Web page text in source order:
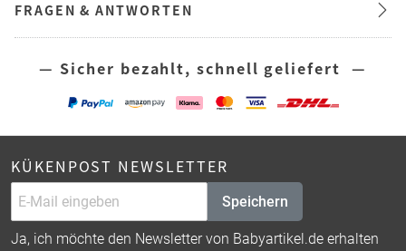
FRAGEN & ANTWORTEN
— Sicher bezahlt, schnell geliefert —
KÜKENPOST NEWSLETTER
Speichern
Ja, ich möchte den Newsletter von Babyartikel.de erhalten